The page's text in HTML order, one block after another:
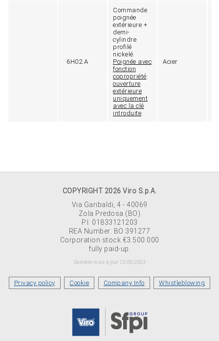
6H02.A
Commande
poignée
extérieure +
demi-
cylindre
profilé
nickelé.
Poignée avec
fonction
copropriété:
ouverture
extérieure
uniquement
avec la clé
introduite.
Acier
COPYRIGHT 2026 Viro S.p.A.
Via Garibaldi, 4 - 40069
Zola Predosa (BO)
P.I. 01833121203
REA Number: BO 391277
Corporation stock €3.500.000
fully paid-up.
Dernière mise à jour 12/05/2023
Privacy policy Cookie Company Info Whistleblowing